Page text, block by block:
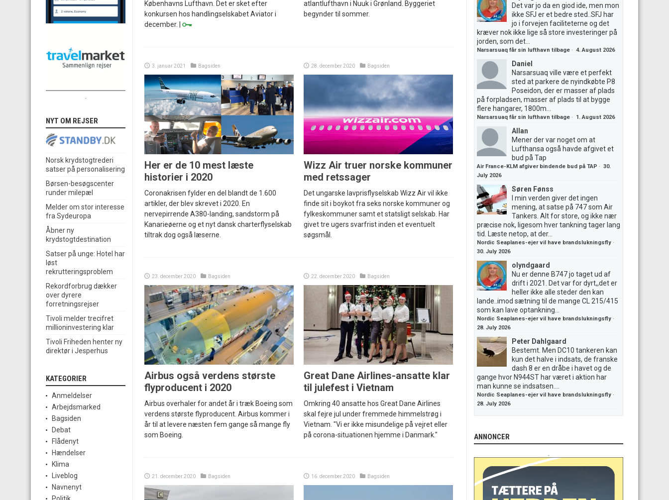
Københavns Lufthavn. Det er sket efter
konkursen hos handlingselskabet Aviator i
december. |
atlantlufthavn i Nuuk i Grønland. Byggeriet
begynder til sommer.
3. januar 2021 Bagsiden
Her er de 10 mest læste
historier i 2020
Coronakrisen fylder en del blandt de 1.600
artikler, der blev skrevet i 2020. En
nervepirrende A380-landing, sandstorm på
Kanarieøerne og et nyt dansk charterflyselskab
tiltrak dog også læserne.
28. december 2020 Bagsiden
Wizz Air truer norske kommuner
med retssager
Det ungarske lavprisflyselskab Wizz Air vil ikke
finde sit i boykot fra seks norske kommuner og
fylkeskommuner samt et statsligt selskab. Har
givet tre ugers svarfrist inden et eventuelt
søgsmål.
23. december 2020 Bagsiden
Airbus også verdens største
flyproducent i 2020
Airbus overhaler for andet år i træk Boeing som
verdens største flyproducent. Airbus kommer i
år til at levere næsten fem gange så mange fly
som Boeing.
22. december 2020 Bagsiden
Great Dane Airlines-ansatte klar
til julefest i Vietnam
Omkring 40 ansatte hos Great Dane Airlines
skal fejre jul under fremmede himmelstrøg i
Vietnam. "Vi er ikke misundelige på vejret eller
på corona-situationen hjemme i Danmark."
21. december 2020 Bagsiden 16. december 2020 Bagsiden
NYT OM REJSER
Norsk krydstogtrederi
satser på personalisering
Børsen-besøgscenter
runder milepæl
Melder om stor interesse
fra Sydeuropa
Åbner ny
krydstogtdestination
Satser på unge: Hotel har
løst
rekrutteringsproblem
Rekordforbrug dækker
over dyrere
forretningsrejser
Tivoli melder trecifret
millioninvestering klar
Tivoli Friheden henter ny
direktør i Jesperhus
KATEGORIER
Anmeldelser
Arbejdsmarked
Bagsiden
Debat
Flådenyt
Hændelser
Klima
Liveblog
Navnenyt
Det var jo da en giod ide, men mon
ikke SFJ er et bedre sted..SFJ har
jo i forvejen faciliteterne og det
kræver nok ikke lige så store investeringer på
jorden, som det...
Narsarsuaq får sin lufthavn tilbage · 4. August 2026
Daniel
Narsarsuaq ville være et perfekt
sted at parkere de nyindkøbte P8
Poseidon, der er masser af plads
på forpladsen, masser af plads til at bygge
flere hangarer, 1800m...
Narsarsuaq får sin lufthavn tilbage · 1. August 2026
Allan
Mener der var noget om at
Lufthansa også havde afgivet et
bud på Tap
Air France-KLM afgiver bindende bud på TAP · 30.
July 2026
Søren Fønss
I min verden giver det ingen
mening, at satse på 747 som Air
Tankers. Alt for store, og ikke nær
præcise nok, ligesom hver tankning tager lang
tid. Læste netop, at der...
Nordic Seaplanes-ejer vil have brandslukningsfly ·
30. July 2026
olyndgaard
Nu er denne B747 jo taget ud af
drift i 2021. Det var for dyrt,,det er
heller ikke alle steder den kan
lande..imod sætning til de mange CL 215/415
som kan lave optankning...
Nordic Seaplanes-ejer vil have brandslukningsfly ·
28. July 2026
Peter Dahlgaard
Bestemt. Men DC10 tankeren kan
kun det halve i indsats, de franske
dash 8 er en dråbe i havet og de
gange hvor N944ST har været i aktion har
man kunne se indsatsen....
Nordic Seaplanes-ejer vil have brandslukningsfly ·
28. July 2026
ANNONCER